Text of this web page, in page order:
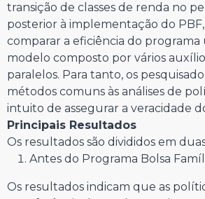
transição de classes de renda no
posterior à implementação do PBF,
comparar a eficiência do programa
modelo composto por vários
paralelos. Para tanto, os
métodos comuns às análises de
intuito de assegurar a veracidade
Principais Resultados
Os resultados são divididos em
Antes do Programa Bolsa
Os resultados indicam que as